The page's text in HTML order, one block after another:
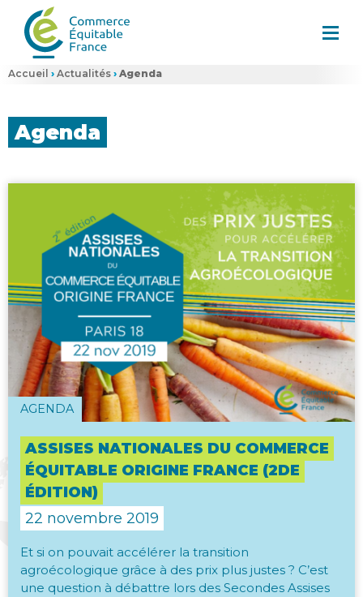
Accueil › Actualités › Agenda
Agenda
AGENDA
ASSISES NATIONALES DU COMMERCE
ÉQUITABLE ORIGINE FRANCE (2DE
ÉDITION)
22 novembre 2019
Et si on pouvait accélérer la transition
agroécologique grâce à des prix plus justes ? C’est
une question à débattre lors des Secondes Assises